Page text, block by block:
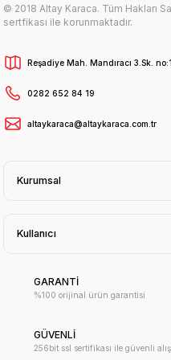
© 2018 Altay Karaca. Tüm Hakları
sertfikası ile korunmaktadır.
Reşadiye Mah. Mandıracı 3.Sk.
0282 652 84 19
altaykaraca@altaykaraca.com.tr
Kurumsal
Kullanıcı
GARANTİ
%100 orijinal ürün garantisi
GÜVENLİ
256bit ssl sertifikası ile güvenli